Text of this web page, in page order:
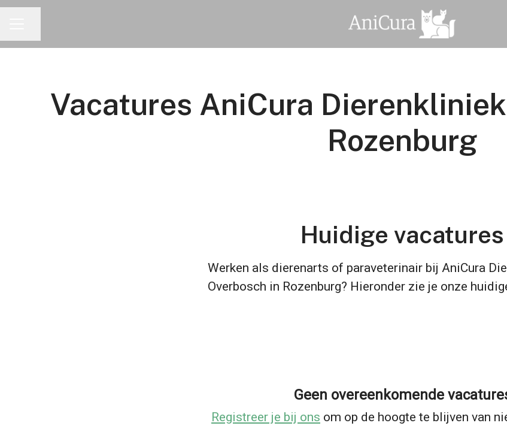
Vacatures AniCura
Rozenburg
Huidige vacatures
Werken als dierenarts of paraveterinair bij AniCura
Overbosch in Rozenburg? Hieronder zie je onze
Geen overeenkomende
Registreer je bij ons om op de hoogte te blijven van